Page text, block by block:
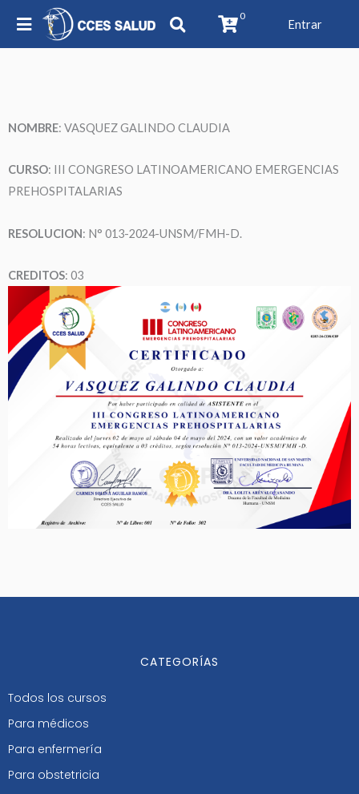
0
Entrar
NOMBRE: VASQUEZ GALINDO CLAUDIA
CURSO: III CONGRESO LATINOAMERICANO EMERGENCIAS
PREHOSPITALARIAS
RESOLUCION: N° 013-2024-UNSM/FMH-D.
CREDITOS: 03
CATEGORÍAS
Todos los cursos
Para médicos
Para enfermería
Para obstetricia